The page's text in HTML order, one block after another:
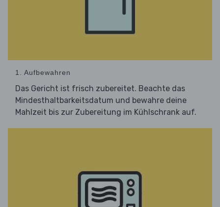
1. Aufbewahren
Das Gericht ist frisch zubereitet. Beachte das
Mindesthaltbarkeitsdatum und bewahre deine
Mahlzeit bis zur Zubereitung im Kühlschrank auf.